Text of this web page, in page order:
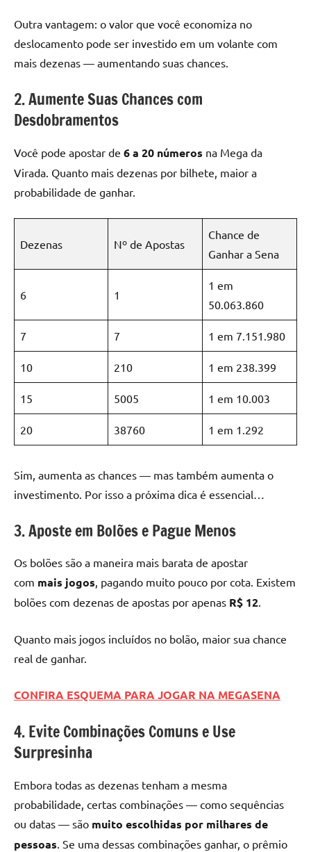
Outra vantagem: o valor que você economiza no
deslocamento pode ser investido em um volante com
mais dezenas — aumentando suas chances.
2. Aumente Suas Chances com
Desdobramentos
Você pode apostar de 6 a 20 números na Mega da
Virada. Quanto mais dezenas por bilhete, maior a
probabilidade de ganhar.
Dezenas Nº de Apostas
Chance de
Ganhar a Sena
6 1
1 em
50.063.860
7 7 1 em 7.151.980
10 210 1 em 238.399
15 5005 1 em 10.003
20 38760 1 em 1.292
Sim, aumenta as chances — mas também aumenta o
investimento. Por isso a próxima dica é essencial…
3. Aposte em Bolões e Pague Menos
Os bolões são a maneira mais barata de apostar
com mais jogos, pagando muito pouco por cota. Existem
bolões com dezenas de apostas por apenas R$ 12.
Quanto mais jogos incluídos no bolão, maior sua chance
real de ganhar.
CONFIRA ESQUEMA PARA JOGAR NA MEGASENA
4. Evite Combinações Comuns e Use
Surpresinha
Embora todas as dezenas tenham a mesma
probabilidade, certas combinações — como sequências
ou datas — são muito escolhidas por milhares de
pessoas . Se uma dessas combinações ganhar, o prêmio